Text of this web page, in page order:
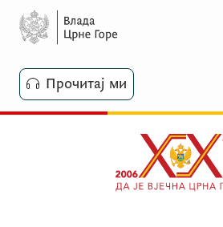
Прочитај ми